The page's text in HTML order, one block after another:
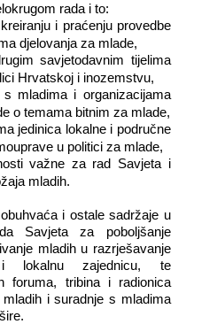
rada i to:
i praćenju provedbe
djelovanja za mlade,
savjetodavnim tijelima
Hrvatskoj i inozemstvu,
s mladima i organizacijama
o temama bitnim za mlade,
jedinica lokalne i područne
u politici za mlade,
važne za rad Savjeta i
mladih.
i ostale sadržaje u
Savjeta za poboljšanje
mladih u razrješavanje
i lokalnu zajednicu, te
foruma, tribina i radionica
mladih i suradnje s mladima